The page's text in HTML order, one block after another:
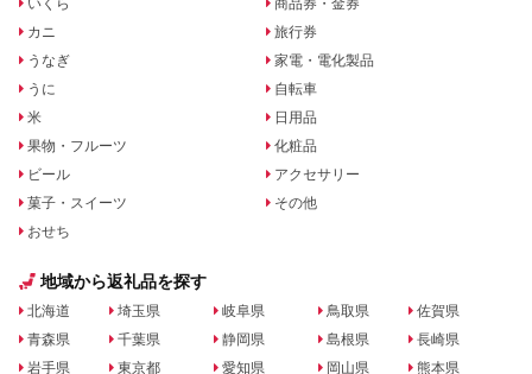
いくら
カニ
うなぎ
うに
米
果物・フルーツ
ビール
菓子・スイーツ
おせち
商品券・金券
旅行券
家電・電化製品
自転車
日用品
化粧品
アクセサリー
その他
地域から返礼品を探す
北海道
青森県
岩手県
埼玉県
千葉県
東京都
岐阜県
静岡県
愛知県
鳥取県
島根県
岡山県
佐賀県
長崎県
熊本県